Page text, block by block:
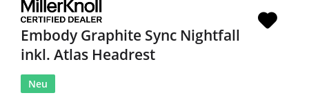
Embody Graphite Sync Nightfall
inkl. Atlas Headrest
Neu